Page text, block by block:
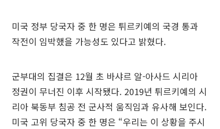
미국 정부 당국자 중 한 명은 튀르키예의 국경 통과
작전이 임박했을 가능성도 있다고 밝혔다.
군부대의 집결은 12월 초 바샤르 알-아사드 시리아
정권이 무너진 이후 시작됐다. 2019년 튀르키예의 시
리아 북동부 침공 전 군사적 움직임과 유사해 보인다.
미국 고위 당국자 중 한 명은 “우리는 이 상황을 주시